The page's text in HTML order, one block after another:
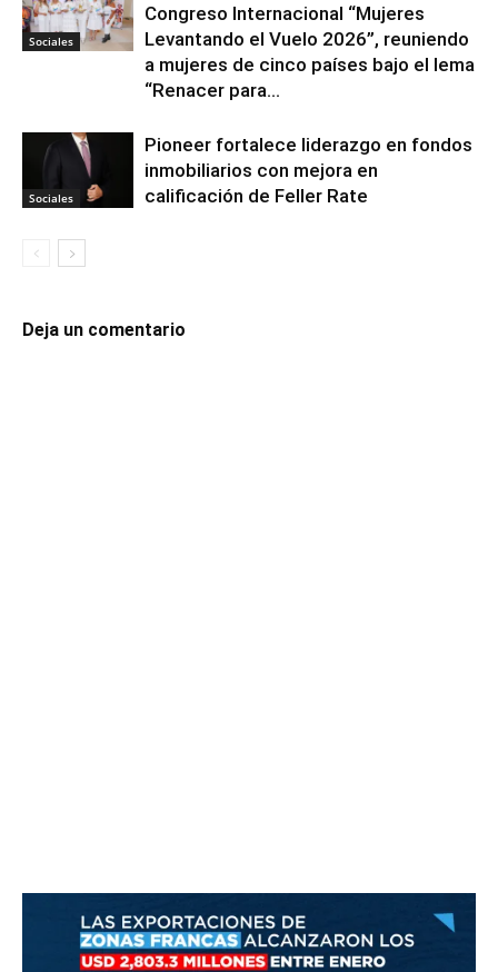
Sociales
Congreso Internacional “Mujeres
Levantando el Vuelo 2026”, reuniendo
a mujeres de cinco países bajo el lema
“Renacer para...
Sociales
Pioneer fortalece liderazgo en fondos
inmobiliarios con mejora en
calificación de Feller Rate
Deja un comentario